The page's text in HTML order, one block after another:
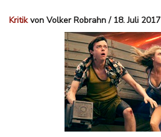
Kritikvon Volker Robrahn / 18. Juli 2017